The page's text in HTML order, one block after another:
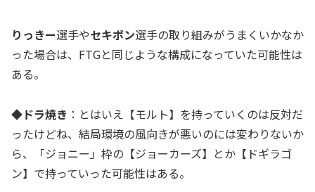
りっきー選手やセキボン選手の取り組みがうまくいかなか
った場合は、FTGと同じような構成になっていた可能性は
ある。
◆ドラ焼き ：とはいえ【モルト】を持っていくのは反対だ
ったけどね、結局環境の風向きが悪いのには変わりないか
ら、「ジョニー」枠の【ジョーカーズ】とか【ドギラゴ
ン】で持っていった可能性はある。